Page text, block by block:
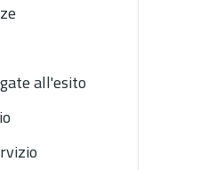
all'esito